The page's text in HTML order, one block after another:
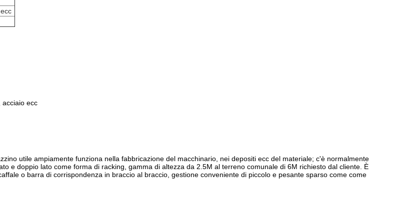
ecc
utile ampiamente funziona nella fabbricazione del macchinario, nei depositi ecc del materiale; c'è normalmente
e doppio lato come forma di racking, gamma di altezza da 2.5M al terreno comunale di 6M richiesto dal cliente. È
o barra di corrispondenza in braccio al braccio, gestione conveniente di piccolo e pesante sparso come come